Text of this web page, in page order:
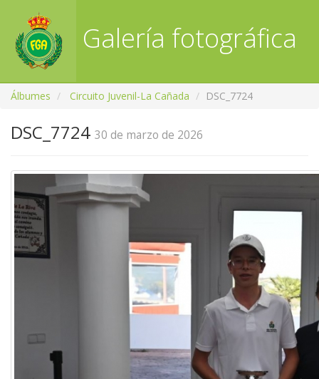
Galería fotográfica
RFGA
Álbumes Circuito Juvenil-La Cañada DSC_7724
DSC_7724 30 de marzo de 2026